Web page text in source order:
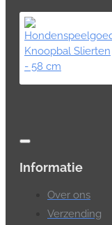
Informatie
Over ons
Verzending